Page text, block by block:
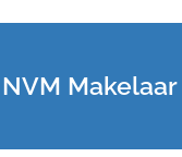
NVM Makelaar